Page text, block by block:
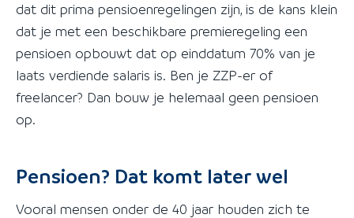
dat dit prima pensioenregelingen zijn, is de kans klein
dat je met een beschikbare premieregeling een
pensioen opbouwt dat op einddatum 70% van je
laats verdiende salaris is. Ben je ZZP-er of
freelancer? Dan bouw je helemaal geen pensioen
op.
Pensioen? Dat komt later wel
Vooral mensen onder de 40 jaar houden zich te